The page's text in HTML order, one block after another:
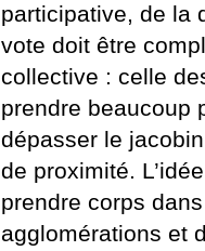
participative, de la
vote doit être
collective : celle
prendre beaucoup
dépasser le
de proximité.
prendre corps
agglomérations et